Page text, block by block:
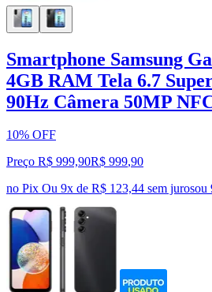
Smartphone Samsung
4GB RAM Tela 6.7
90Hz Câmera 50MP
10% OFF
Preço R$ 999,90R$ 999,90
no Pix Ou 9x de R$ 123,44 sem jurosou